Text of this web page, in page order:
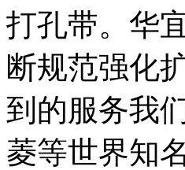
打孔带。华
断规范强化
到的服务我
菱等世界知